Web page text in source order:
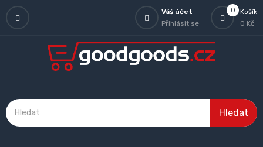
0
Košík
0 Kč
Váš účet
Přihlásit se
Hledat